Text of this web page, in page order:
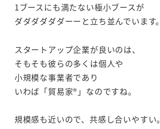
1ブースにも満たない極小ブースが
ダダダダダダーーと立ち並んでいます。
スタートアップ企業が良いのは、
そもそも彼らの多くは個人や
小規模な事業者であり
いわば「貿易家®」なのですね。
規模感も近いので、共感し合いやすい。